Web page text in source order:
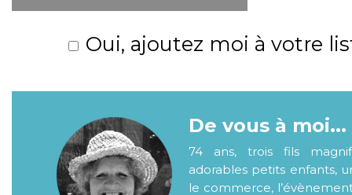
Oui, ajoutez moi à votre
De vous à moi...
74 ans, trois fils
adorables petits enfants,
le commerce,